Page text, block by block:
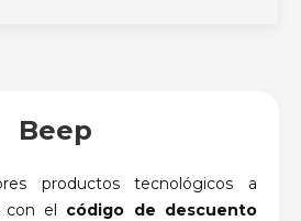
Beep
productos tecnológicos a
con el código de descuento